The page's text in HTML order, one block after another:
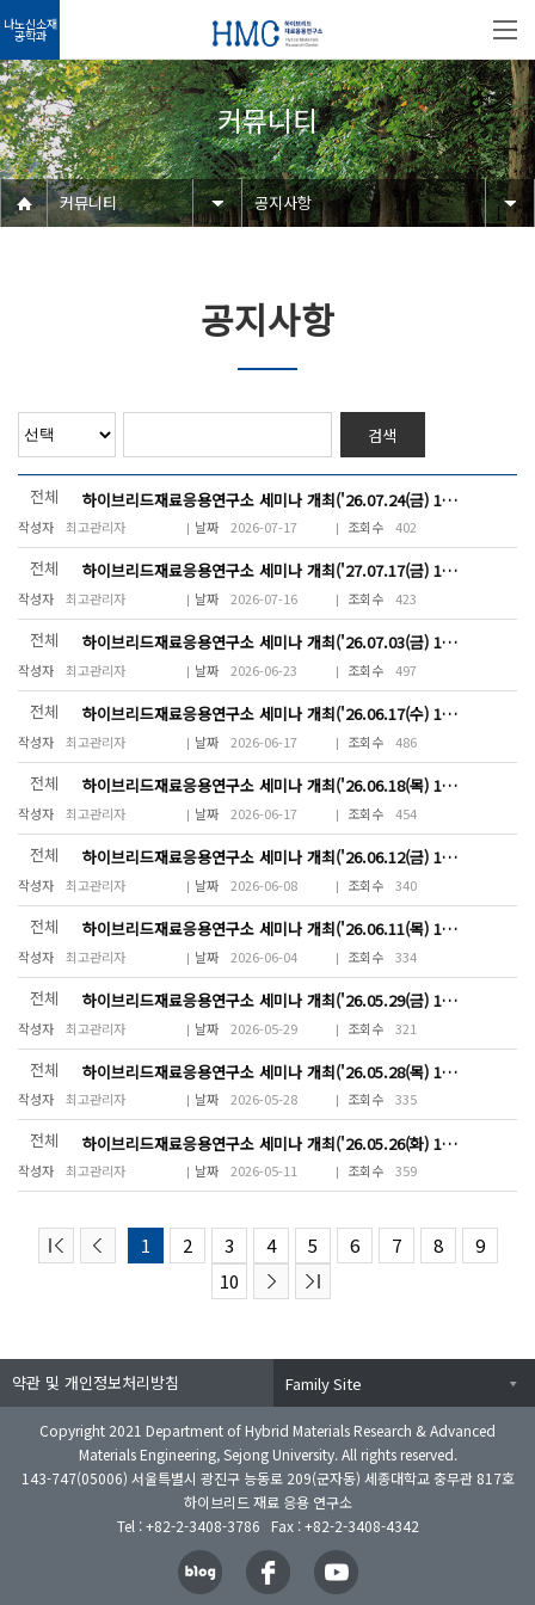
나노신소재
공학과
커뮤니티
커뮤니티 공지사항
공지사항
검색
전체 하이브리드재료응용연구소 세미나 개최('26.07.24(금) 14~17시)
최고관리자 2026-07-17 402
전체 하이브리드재료응용연구소 세미나 개최('27.07.17(금) 15~18시)
최고관리자 2026-07-16 423
전체 하이브리드재료응용연구소 세미나 개최('26.07.03(금) 14:00~17:00)
최고관리자 2026-06-23 497
전체 하이브리드재료응용연구소 세미나 개최('26.06.17(수) 18:00~20:00)
최고관리자 2026-06-17 486
전체 하이브리드재료응용연구소 세미나 개최('26.06.18(목) 15:00~19:00)
최고관리자 2026-06-17 454
전체 하이브리드재료응용연구소 세미나 개최('26.06.12(금) 13~17시)
최고관리자 2026-06-08 340
전체 하이브리드재료응용연구소 세미나 개최('26.06.11(목) 15~19시)
최고관리자 2026-06-04 334
전체 하이브리드재료응용연구소 세미나 개최('26.05.29(금) 16~19시)
최고관리자 2026-05-29 321
전체 하이브리드재료응용연구소 세미나 개최('26.05.28(목) 16~19시)
최고관리자 2026-05-28 335
전체 하이브리드재료응용연구소 세미나 개최('26.05.26(화) 17~19시)
최고관리자 2026-05-11 359
1 2 3 4 5 6 7 8
9
10
약관 및 개인정보처리방침 Family Site
Copyright 2021 Department of Hybrid Materials Research & Advanced
Materials Engineering, Sejong University. All rights reserved.
143-747(05006) 서울특별시 광진구 능동로 209(군자동) 세종대학교 충무관 817호
하이브리드 재료 응용 연구소
Tel : +82-2-3408-3786 Fax : +82-2-3408-4342